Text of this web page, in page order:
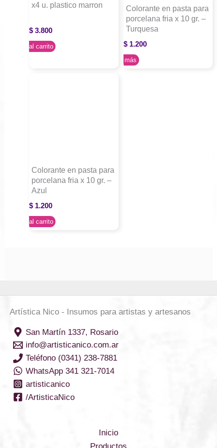
x4 u. plastico marron
$ 3.800
Agregar al carrito
Colorante en pasta para
porcelana fria x 10 gr. –
Turquesa
$1.200
Leer más
Colorante en pasta para
porcelana fria x 10 gr. –
Azul
$ 1.200
Agregar al carrito
Artística Nico - Insumos para artistas y artesanos
San Martín 1337, Rosario
info@artisticanico.com.ar
Teléfono (0341) 238-7881
WhatsApp 341 321-7014
artisticanico
/ArtisticaNico
Inicio